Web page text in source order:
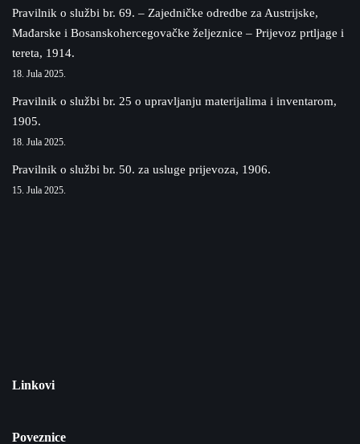
Pravilnik o službi br. 69. – Zajedničke odredbe za Austrijske,
Mađarske i Bosanskohercegovačke željeznice – Prijevoz prtljage i
tereta, 1914.
18. Jula 2025.
Pravilnik o službi br. 25 o upravljanju materijalima i inventarom,
1905.
18. Jula 2025.
Pravilnik o službi br. 50. za usluge prijevoza, 1906.
15. Jula 2025.
Linkovi
Poveznice